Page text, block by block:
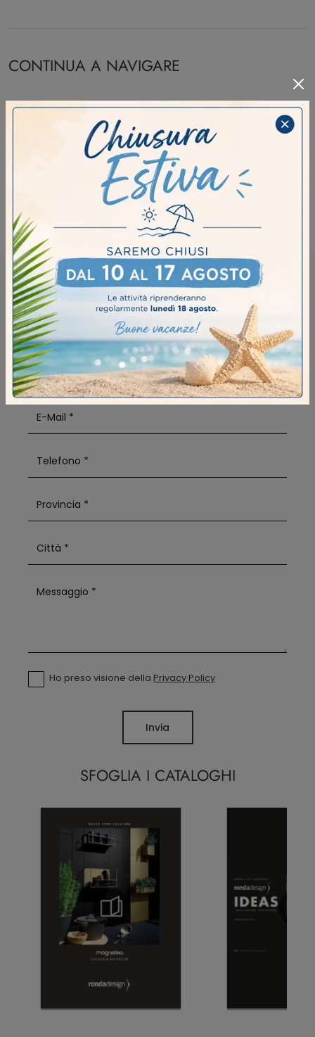
CONTINUA A NAVIGARE
Tavoli Ronda Design Brescia
Tavoli Ronda Design Crema
Tavoli Ronda Design Fidenza
Tavoli Ronda Design Piacenza
SFOGLIA I CATALOGHI
RICHIEDI MAGGIORI INFORMAZIONI
Ho preso visione della Privacy Policy
Invia